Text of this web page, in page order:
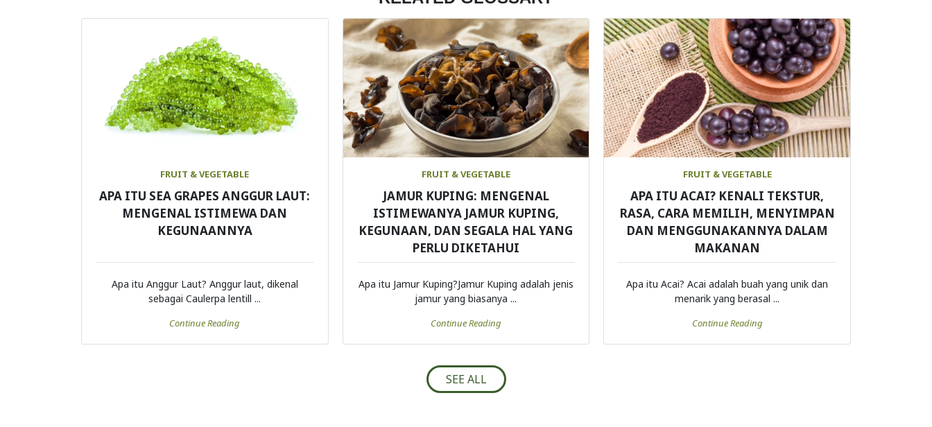
FRUIT & VEGETABLE
APA ITU SEA GRAPES ANGGUR LAUT:
MENGENAL ISTIMEWA DAN
KEGUNAANNYA
Apa itu Anggur Laut? Anggur laut, dikenal
sebagai Caulerpa lentill ...
Continue Reading
FRUIT & VEGETABLE
JAMUR KUPING: MENGENAL
ISTIMEWANYA JAMUR KUPING,
KEGUNAAN, DAN SEGALA HAL YANG
PERLU DIKETAHUI
Apa itu Jamur Kuping?Jamur Kuping adalah jenis
jamur yang biasanya ...
Continue Reading
FRUIT & VEGETABLE
APA ITU ACAI? KENALI TEKSTUR,
RASA, CARA MEMILIH, MENYIMPAN
DAN MENGGUNAKANNYA DALAM
MAKANAN
Apa itu Acai? Acai adalah buah yang unik dan
menarik yang berasal ...
Continue Reading
SEE ALL